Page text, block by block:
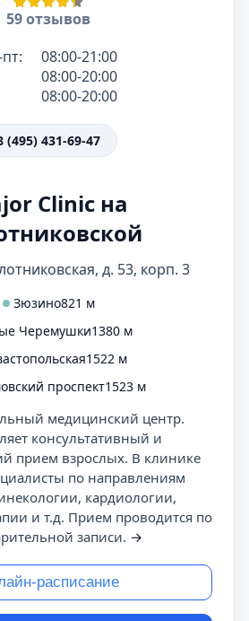
59 отзывов
08:00-21:00
08:00-20:00
08:00-20:00
(495) 431-69-47
Clinic на
д. 53, корп. 3
Зюзино821 м
Черемушки1380 м
1522 м
проспект1523 м
медицинский центр.
консультативный и
прием взрослых. В клинике
по направлениям
кардиологии,
и т.д. Прием проводится по
записи. →
расписание